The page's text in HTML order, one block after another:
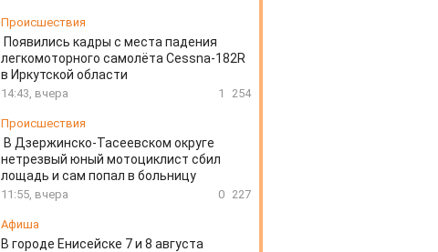
Происшествия
Появились кадры с места падения
легкомоторного самолёта Cessna-182R
в Иркутской области
14:43, вчера 1 254
Происшествия
В Дзержинско-Тасеевском округе
нетрезвый юный мотоциклист сбил
лощадь и сам попал в больницу
11:55, вчера 0 227
Афиша
В городе Енисейске 7 и 8 августа